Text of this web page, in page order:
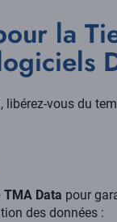
la
vous du
Data pour
des données :